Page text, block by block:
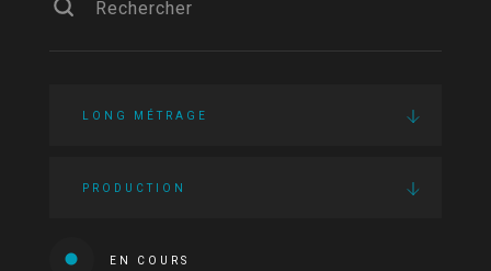
LONG MÉTRAGE
PRODUCTION
EN COURS